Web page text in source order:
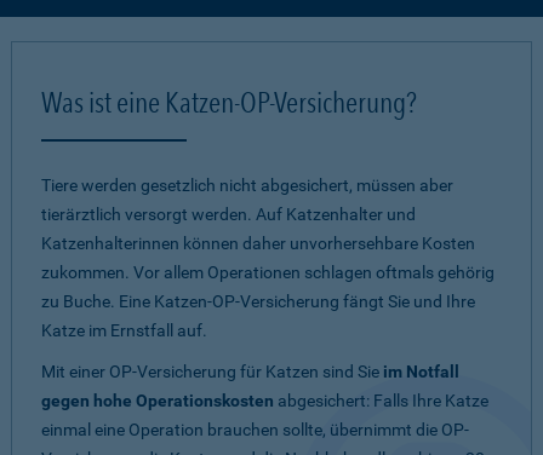
Was ist eine Katzen-OP-Versicherung?
Tiere werden gesetzlich nicht abgesichert, müssen aber
tierärztlich versorgt werden. Auf Katzenhalter und
Katzenhalterinnen können daher unvorhersehbare Kosten
zukommen. Vor allem Operationen schlagen oftmals gehörig
zu Buche. Eine Katzen-OP-Versicherung fängt Sie und Ihre
Katze im Ernstfall auf.
Mit einer OP-Versicherung für Katzen sind Sie im Notfall
gegen hohe Operationskosten abgesichert: Falls Ihre Katze
einmal eine Operation brauchen sollte, übernimmt die OP-